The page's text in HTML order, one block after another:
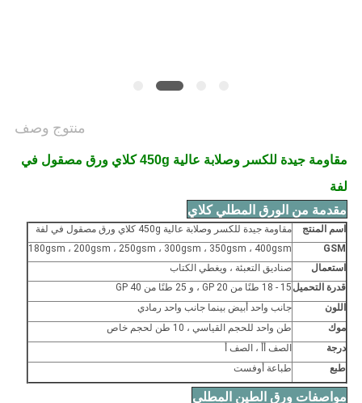
منتوج وصف
مقاومة جيدة للكسر وصلابة عالية 450g كلاي ورق مصقول في
لفة
مقدمة من الورق المطلي كلاي
اسم المنتج
مقاومة جيدة للكسر وصلابة عالية 450g كلاي ورق مصقول في لفة
GSM
180gsm ، 200gsm ، 250gsm ، 300gsm ، 350gsm ، 400gsm
استعمال
صناديق التعبئة ، ويغطي الكتاب
قدرة التحميل 15 - 18 طنًا من 20 GP ، و 25 طنًا من 40 GP
اللون
جانب واحد أبيض بينما جانب واحد رمادي
موك
طن واحد للحجم القياسي ، 10 طن لحجم خاص
درجة
الصف أأ ، الصف أ
طبع
طباعة أوفست
مواصفات ورق الطين المطلي